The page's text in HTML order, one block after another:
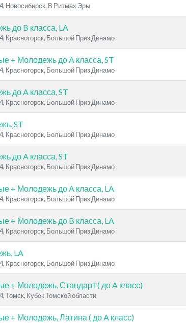
Новосибирск, В Ритмах Эры
до B класса, LA
Красногорск, Большой Приз Динамо
+ Молодежь до A класса, ST
Красногорск, Большой Приз Динамо
до A класса, ST
Красногорск, Большой Приз Динамо
ST
Красногорск, Большой Приз Динамо
до A класса, ST
Красногорск, Большой Приз Динамо
+ Молодежь до A класса, LA
Красногорск, Большой Приз Динамо
+ Молодежь до B класса, LA
Красногорск, Большой Приз Динамо
LA
Красногорск, Большой Приз Динамо
+ Молодежь, Стандарт ( до A класс)
Томск, Кубок Томской области
+ Молодежь, Латина ( до A класс)